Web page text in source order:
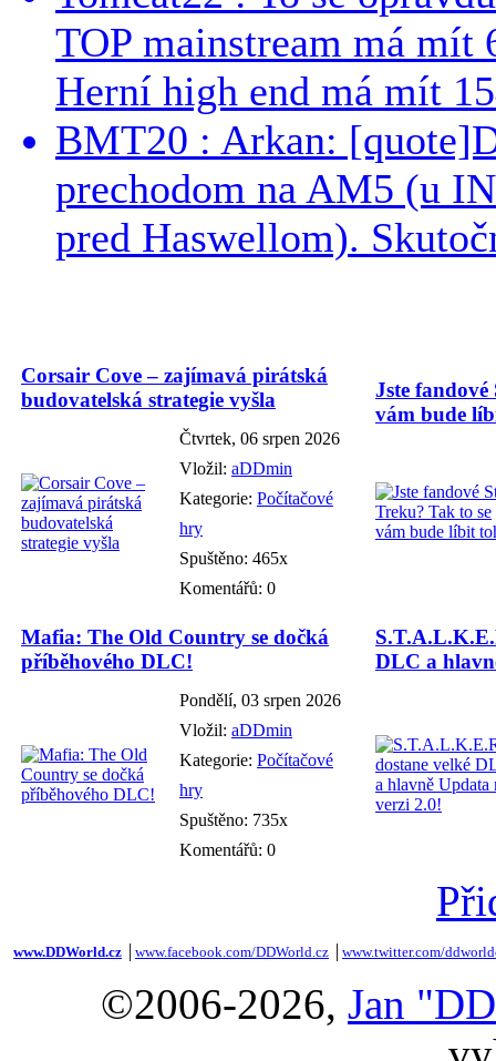
TOP mainstream má
Herní high end má mít
BMT20 : Arkan:
prechodom na AM5 (u
pred Haswellom).
Corsair Cove – zajímavá pirátská
budovatelská strategie vyšla
Čtvrtek, 06 srpen 2026
Vložil: aDDmin
Kategorie: Počítačové
hry
Spuštěno: 465x
Komentářů: 0
Jste
vám bude
Mafia: The Old Country se dočká
příběhového DLC!
Pondělí, 03 srpen 2026
Vložil: aDDmin
Kategorie: Počítačové
hry
Spuštěno: 735x
Komentářů: 0
DLC a
www.DDWorld.cz www.facebook.com/DDWorld.cz www.twitter.com/
©2006-2026, Jan